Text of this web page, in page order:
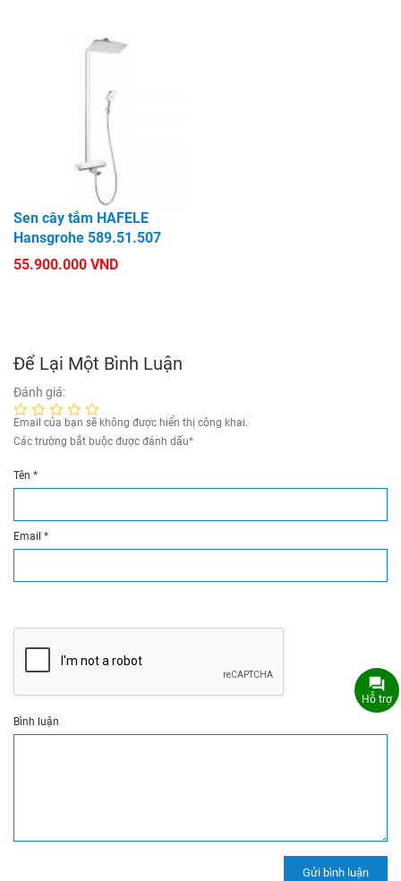
Sen cây tắm HAFELE
Hansgrohe 589.51.507
55.900.000 VND
Để Lại Một Bình Luận
Đánh giá:
Email của bạn sẽ không được hiển thị công khai.
Các trường bắt buộc được đánh dấu*
Tên *
Email *
Bình luận
Hỗ trợ